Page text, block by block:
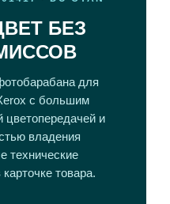
БЕЗ
для
с большим
цветопередачей и
владения
технические
товара.